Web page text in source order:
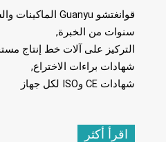
سنوات من الخبرة,
التركيز على آلات خط إنتاج
شهادات براءات الاختراع,
شهادات CE وISO لكل جهاز
اقرأ أكثر